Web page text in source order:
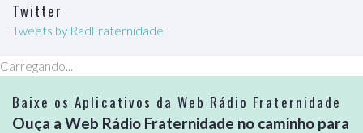
Twitter
Tweets by RadFraternidade
Carregando...
Baixe os Aplicativos da Web Rádio Fraternidade
Ouça a Web Rádio Fraternidade no caminho para